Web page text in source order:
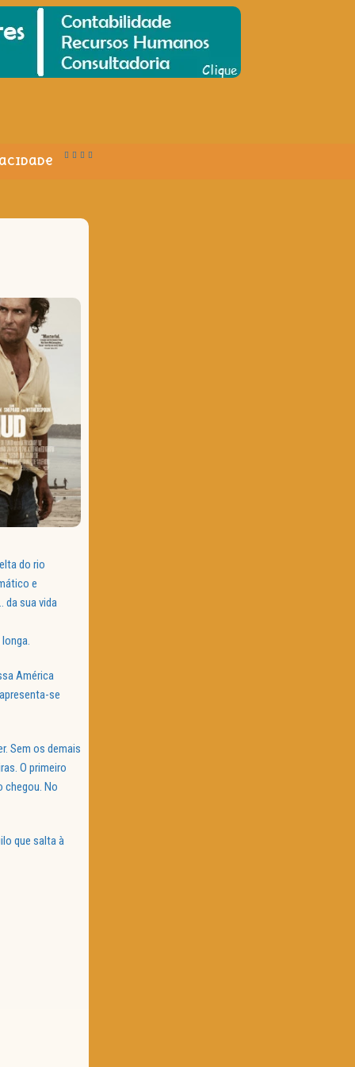
do rio
e
da sua vida
América
se
Sem os demais
O primeiro
chegou. No
que salta à